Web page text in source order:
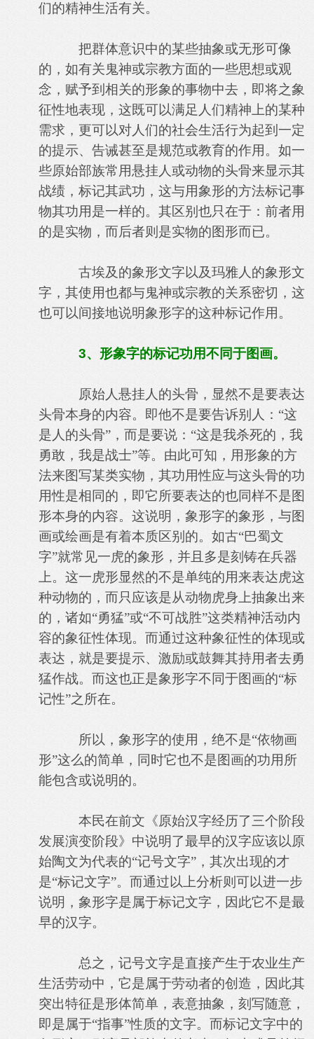
们的精神生活有关。
把群体意识中的某些抽象或无形可像
的，如有关鬼神或宗教方面的一些思想或观
念，赋予到相关的形象的事物中去，即将之象
征性地表现，这既可以满足人们精神上的某种
需求，更可以对人们的社会生活行为起到一定
的提示、告诫甚至是规范或教育的作用。如一
些原始部族常用悬挂人或动物的头骨来显示其
战绩，标记其武功，这与用象形的方法标记事
物其功用是一样的。其区别也只在于：前者用
的是实物，而后者则是实物的图形而已。
古埃及的象形文字以及玛雅人的象形文
字，其使用也都与鬼神或宗教的关系密切，这
也可以间接地说明象形字的这种标记作用。
3、形象字的标记功用不同于图画。
原始人悬挂人的头骨，显然不是要表达
头骨本身的内容。即他不是要告诉别人：“这
是人的头骨”，而是要说：“这是我杀死的，我
勇敢，我是战士”等。由此可知，用形象的方
法来图写某类实物，其功用性应与这头骨的功
用性是相同的，即它所要表达的也同样不是图
形本身的内容。这说明，象形字的象形，与图
画或绘画是有着本质区别的。如古“巴蜀文
字”就常见一虎的象形，并且多是刻铸在兵器
上。这一虎形显然的不是单纯的用来表达虎这
种动物的，而只应该是从动物虎身上抽象出来
的，诸如“勇猛”或“不可战胜”这类精神活动内
容的象征性体现。而通过这种象征性的体现或
表达，就是要提示、激励或鼓舞其持用者去勇
猛作战。而这也正是象形字不同于图画的“标
记性”之所在。
所以，象形字的使用，绝不是“依物画
形”这么的简单，同时它也不是图画的功用所
能包含或说明的。
本民在前文《原始汉字经历了三个阶段
发展演变阶段》中说明了最早的汉字应该以原
始陶文为代表的“记号文字”，其次出现的才
是“标记文字”。而通过以上分析则可以进一步
说明，象形字是属于标记文字，因此它不是最
早的汉字。
总之，记号文字是直接产生于农业生产
生活劳动中，它是属于劳动者的创造，因此其
突出特征是形体简单，表意抽象，刻写随意，
即是属于“指事”性质的文字。而标记文字中的